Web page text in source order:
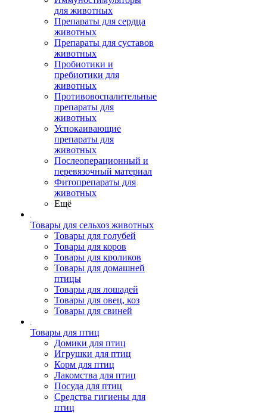
для животных
Препараты для сердца
животных
Препараты для суставов
животных
Пробиотики и
пребиотики для
животных
Противовоспалительные
препараты для
животных
Успокаивающие
препараты для
животных
Послеоперационный и
перевязочный материал
Фитопрепараты для
животных
Ещё
Товары для сельхоз животных
Товары для голубей
Товары для коров
Товары для кроликов
Товары для домашней
птицы
Товары для лошадей
Товары для овец, коз
Товары для свиней
Товары для птиц
Домики для птиц
Игрушки для птиц
Корм для птиц
Лакомства для птиц
Посуда для птиц
Средства гигиены для
птиц